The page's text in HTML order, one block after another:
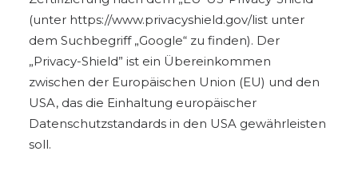
(unter https://www.privacyshield.gov/list unter
dem Suchbegriff „Google“ zu finden). Der
„Privacy-Shield” ist ein Übereinkommen
zwischen der Europäischen Union (EU) und den
USA, das die Einhaltung europäischer
Datenschutzstandards in den USA gewährleisten
soll.